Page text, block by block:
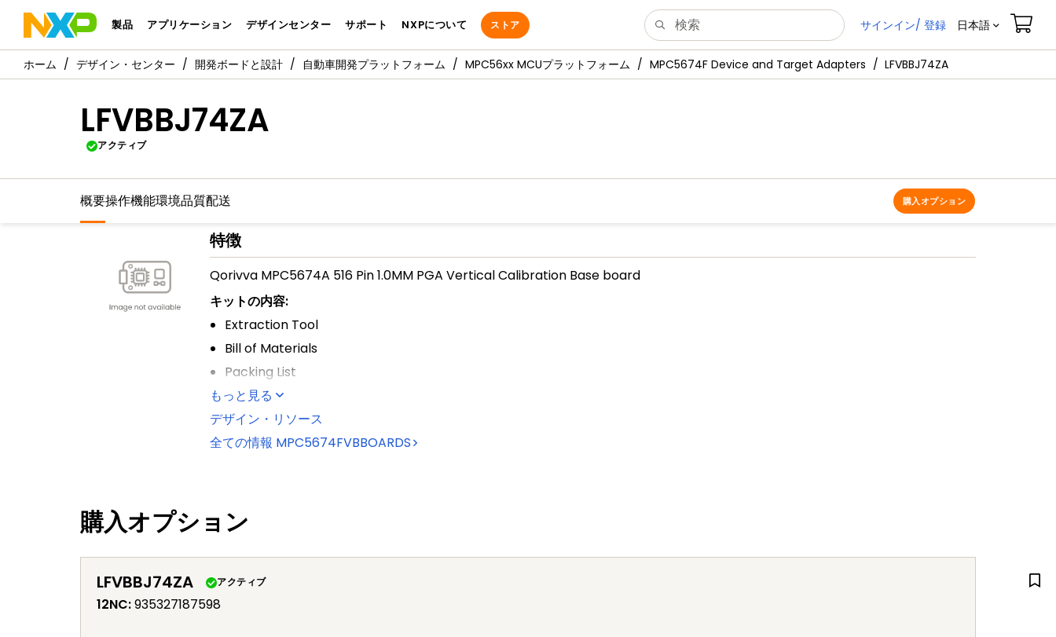
製品 アプリケーション デザインセンター サポート NXPについて ストア サインイン/ 登録 日本語
デザイン・センター 開発ボードと設計 自動車開発プラットフォーム MPC56xx MCUプラットフォーム MPC5674F Device and Target Adapters LFVBBJ74ZA
LFVBBJ74ZA
アクティブ
概要操作機能環境品質配送 購入オプション
特徴
Qorivva MPC5674A 516 Pin 1.0MM PGA Vertical Calibration Base board
キットの内容:
Extraction Tool
Bill of Materials
Packing List
もっと見る
デザイン・リソース
全ての情報 MPC5674FVBBOARDS
購入オプション
LFVBBJ74ZA アクティブ
12NC:935327187598